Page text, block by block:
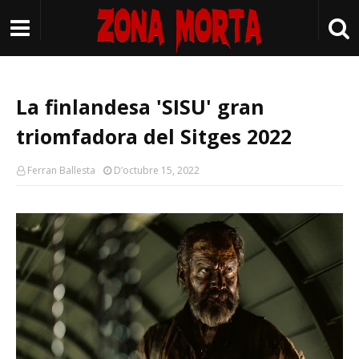
La finlandesa 'SISU' gran
triomfadora del Sitges 2022
Ferran Ballesta D’octubre 15, 2022